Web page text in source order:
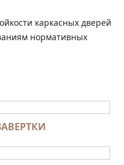
каркасных дверей
нормативных